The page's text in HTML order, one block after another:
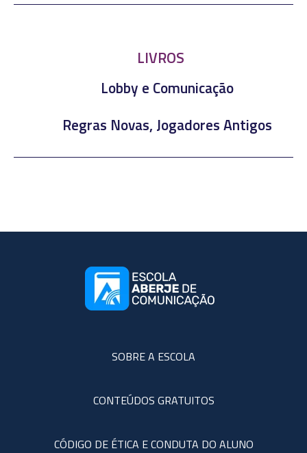
LIVROS
Lobby e Comunicação
Regras Novas, Jogadores Antigos
SOBRE A ESCOLA
CONTEÚDOS GRATUITOS
CÓDIGO DE ÉTICA E CONDUTA DO ALUNO